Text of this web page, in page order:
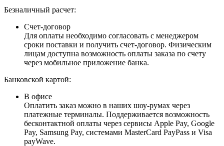
Безналичный расчет:
Счет-договор
Для оплаты необходимо согласовать с менеджером
сроки поставки и получить счет-договор. Физическим
лицам доступна возможность оплаты заказа по счету
через мобильное приложение банка.
Банковской картой:
В офисе
Оплатить заказ можно в наших шоу-румах через
платежные терминалы. Поддерживается возможность
бесконтактной оплаты через сервисы Apple Pay, Google
Pay, Samsung Pay, системами MasterCard PayPass и Visa
payWave.